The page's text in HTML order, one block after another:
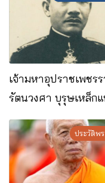
เจ้ามหาอุปราชเพชร
รัตนวงศา บุรุษเหล็กแ
ราชอาณาจักรลาว
ประวัติพร